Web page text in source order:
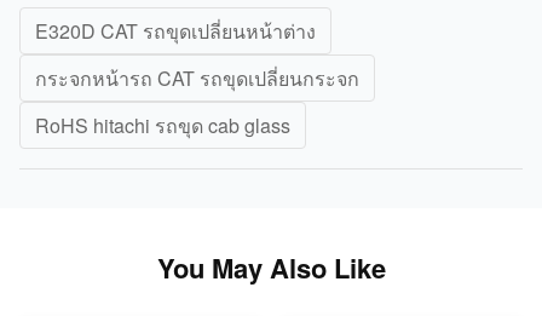
E320D CAT รถขุดเปลี่ยนหน้าต่าง
กระจกหน้ารถ CAT รถขุดเปลี่ยนกระจก
RoHS hitachi รถขุด cab glass
You May Also Like